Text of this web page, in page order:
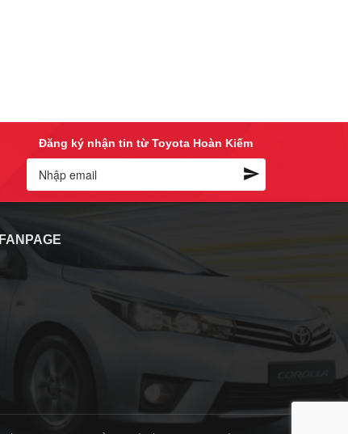
Đăng ký nhận tin từ Toyota Hoàn Kiếm
FANPAGE